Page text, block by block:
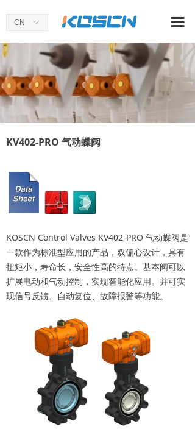
끀
首页
关于我们
产品中心
应用案例
新闻资讯
ꀅ
CN
KV402-PRO 气动蝶阀
KOSCN Control Valves KV402-PRO 气动蝶阀是
一款作为标准型应用的产品，双偏心设计，具有
扭矩小，寿命长，安全性高的特点。基本阀可以
扩展电动和气动控制，实现智能化应用。并可实
现信号反馈、自动复位、故障报警等功能。